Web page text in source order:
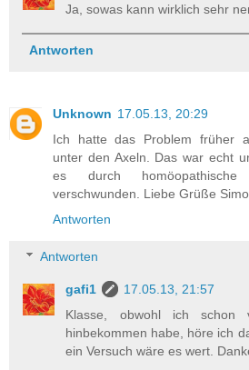
Ja, sowas kann wirklich sehr
Antworten
Unknown 17.05.13, 20:29
Ich hatte das Problem früher
unter den Axeln. Das war echt
es durch homöopathische
verschwunden. Liebe Grüße
Antworten
Antworten
gafi1
17.05.13, 21:57
Klasse, obwohl ich schon
hinbekommen habe, höre ich
ein Versuch wäre es wert.